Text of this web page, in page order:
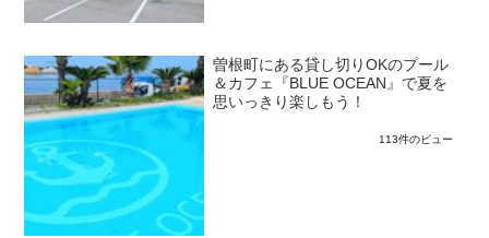
曽根町にある貸し切りOKのプール
＆カフェ『BLUE OCEAN』で夏を
思いっきり楽しもう！
113件のビュー